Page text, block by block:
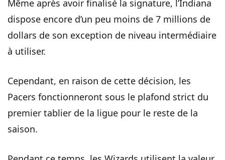
Même après avoir finalisé la signature, l’Indiana
dispose encore d’un peu moins de 7 millions de
dollars de son exception de niveau intermédiaire
à utiliser.
Cependant, en raison de cette décision, les
Pacers fonctionneront sous le plafond strict du
premier tablier de la ligue pour le reste de la
saison.